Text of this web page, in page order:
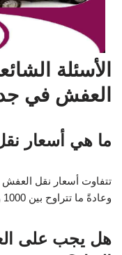
الأسئلة
العفش في
ما هي أسعار
تتفاوت أسعار نقل
وعادةً ما تتراوح بين 1000 و2500 ريال سعودي.
هل يجب على